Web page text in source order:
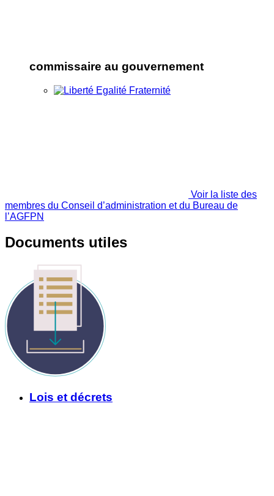
commissaire au gouvernement
Voir la liste des
membres du Conseil d’administration et du Bureau de
l’AGFPN
Documents utiles
Lois et décrets